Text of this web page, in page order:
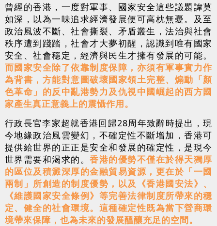
曾經的香港，一度對軍事、國家安全這些議題諱莫
如深，以為一味追求經濟發展便可高枕無憂。及至
政治風波不斷、社會撕裂、矛盾叢生，法治與社會
秩序遭到踐踏，社會才大夢初醒，認識到唯有國家
安全、社會穩定，經濟與民生才擁有發展的可能。
而國家安全除了依靠制度保障，亦須有軍事實力作
為背書，方能對意圖破壞國家領土完整、煽動「顏
色革命」的反中亂港勢力及仇視中國崛起的西方國
家產生真正意義上的震懾作用。
行政長官李家超就香港回歸28周年致辭時提出，現
今地緣政治風雲變幻，不確定性不斷增加，香港可
提供給世界的正正是安全和發展的確定性，是現今
世界需要和渴求的。香港的優勢不僅在於得天獨厚
的區位及積澱深厚的金融貿易資源，更在於「一國
兩制」所創造的制度優勢，以及《香港國安法》、
《維護國家安全條例》等完善法律制度所帶來的穩
定、健全的社會環境。這種確定性既為當下營商環
境帶來保障，也為未來的發展醞釀充足的空間。